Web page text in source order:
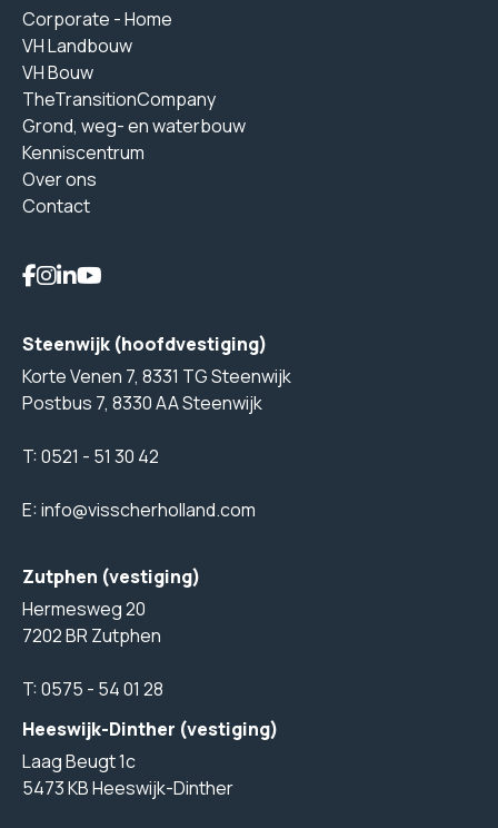
Corporate - Home
VH Landbouw
VH Bouw
TheTransitionCompany
Grond, weg- en waterbouw
Kenniscentrum
Over ons
Contact
Steenwijk (hoofdvestiging)
Korte Venen 7, 8331 TG Steenwijk
Postbus 7, 8330 AA Steenwijk
T:0521 - 51 30 42
E:info@visscherholland.com
Zutphen (vestiging)
Hermesweg 20
7202 BR Zutphen
T:0575 - 54 01 28
Heeswijk-Dinther (vestiging)
Laag Beugt 1c
5473 KB Heeswijk-Dinther